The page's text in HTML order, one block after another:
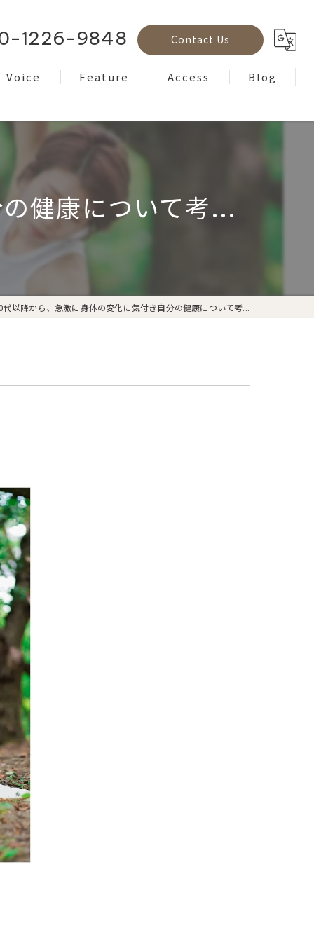
1226-9848 Contact Us
Voice Feature
フェイシャル
もみほぐし
Access Blog
健康について考...
代以降から、急激に身体の変化に気付き自分の健康について考...